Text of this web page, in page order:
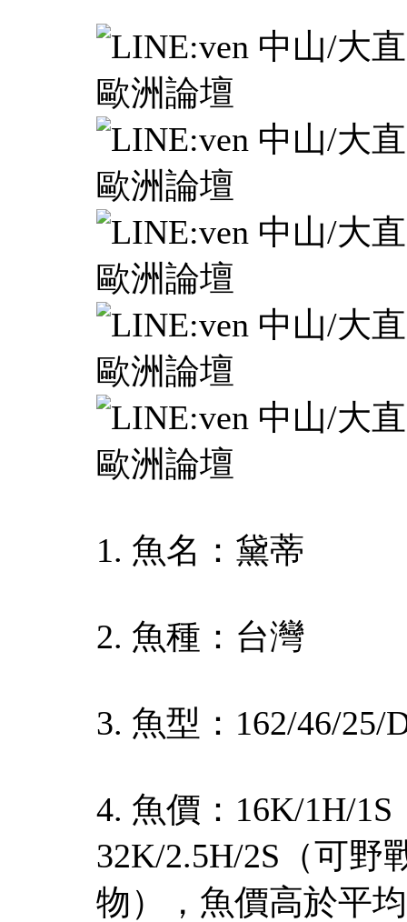
1. 魚名：黛蒂
2. 魚種：台灣
3. 魚型：162/46/25/
4. 魚價：16K/1H/
32K/2.5H/2S（可野
物），魚價高於平